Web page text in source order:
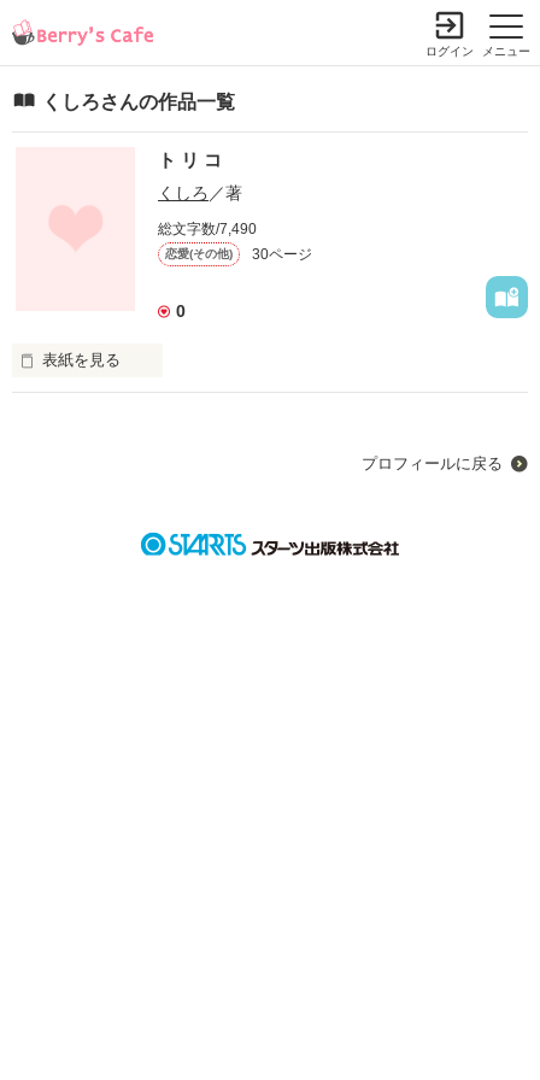
メニュー
ログイン
くしろさんの作品一覧
ト リ コ
くしろ ／著
総文字数/7,490
恋愛(その他) 30ページ
0
表紙を見る
わたしはあなたのとりこになりたいの
プロフィールに戻る